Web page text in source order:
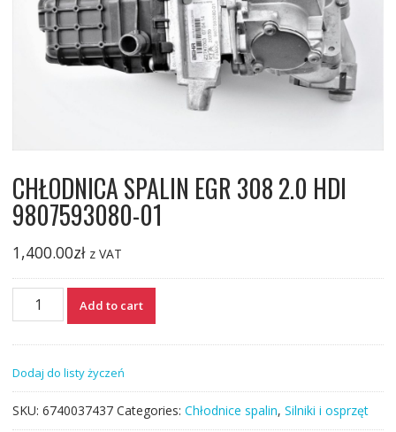
CHŁODNICA SPALIN EGR 308 2.0 HDI
9807593080-01
1,400.00zł z VAT
CHŁODNICA
SPALIN
2.0
HDI
9807593080-
Add to cart
Dodaj do listy życzeń
SKU: 6740037437 Categories: Chłodnice spalin, Silniki i osprzęt